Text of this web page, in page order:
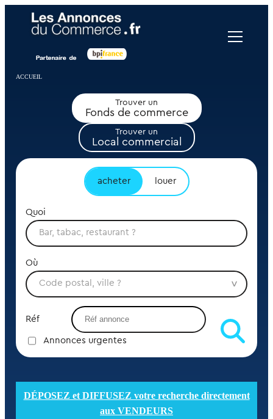
ACCUEIL
Trouver un
Fonds de commerce
Trouver un
Local commercial
acheter louer
Quoi
Où
Réf
Annonces urgentes
DÉPOSEZ et DIFFUSEZ votre recherche directement
aux VENDEURS
Panneau de gestion des cookies